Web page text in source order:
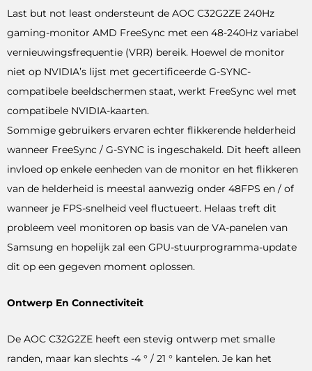
Last but not least ondersteunt de AOC C32G2ZE 240Hz
gaming-monitor AMD FreeSync met een 48-240Hz variabel
vernieuwingsfrequentie (VRR) bereik. Hoewel de monitor
niet op NVIDIA’s lijst met gecertificeerde G-SYNC-
compatibele beeldschermen staat, werkt FreeSync wel met
compatibele NVIDIA-kaarten.
Sommige gebruikers ervaren echter flikkerende helderheid
wanneer FreeSync / G-SYNC is ingeschakeld. Dit heeft alleen
invloed op enkele eenheden van de monitor en het flikkeren
van de helderheid is meestal aanwezig onder 48FPS en / of
wanneer je FPS-snelheid veel fluctueert. Helaas treft dit
probleem veel monitoren op basis van de VA-panelen van
Samsung en hopelijk zal een GPU-stuurprogramma-update
dit op een gegeven moment oplossen.
Ontwerp En Connectiviteit
De AOC C32G2ZE heeft een stevig ontwerp met smalle
randen, maar kan slechts -4 ° / 21 ° kantelen. Je kan het